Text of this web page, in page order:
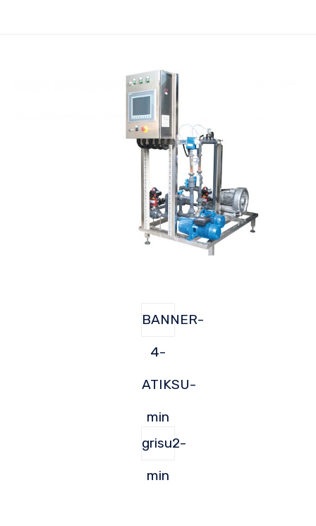
BANNER-
4-
ATIKSU-
min
grisu2-
min